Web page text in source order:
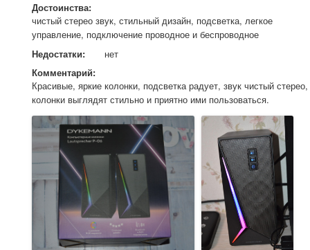
Достоинства:
чистый стерео звук, стильный дизайн, подсветка, легкое
управление, подключение проводное и беспроводное
Недостатки:
нет
Комментарий:
Красивые, яркие колонки, подсветка радует, звук чистый стерео,
колонки выглядят стильно и приятно ими пользоваться.